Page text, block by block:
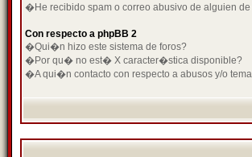
�He recibido spam o correo abusivo de alguien de
Con respecto a phpBB 2
�Qui�n hizo este sistema de foros?
�Por qu� no est� X caracter�stica disponible?
�A qui�n contacto con respecto a abusos y/o